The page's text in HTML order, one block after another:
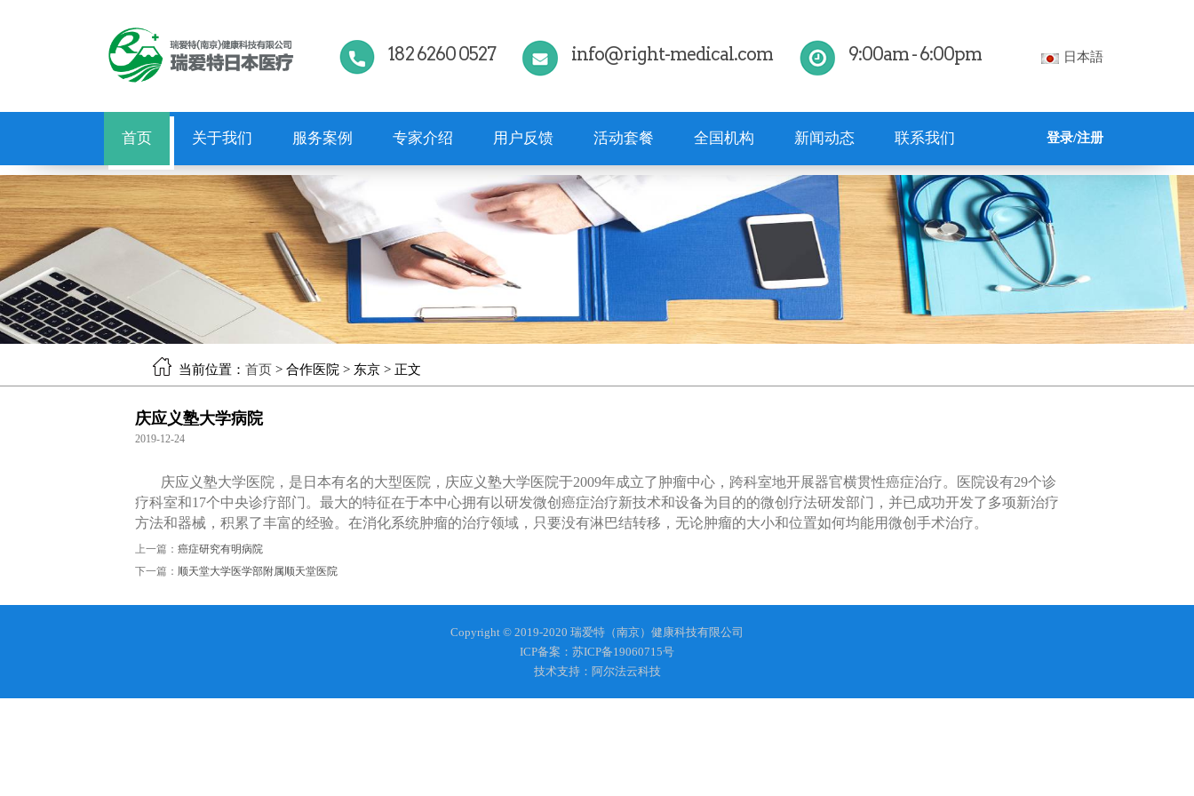
182 6260 0527 info@right-medical.com 9:00am - 6:00pm 日本語
首页 关于我们 服务案例 专家介绍 用户反馈 活动套餐 全国机构 新闻动态 联系我们 登录/注册
当前位置： 首页 > 合作医院 > 东京 > 正文
庆应义塾大学病院
2019-12-24
庆应义塾大学医院，是日本有名的大型医院，庆应义塾大学医院于2009年成立了肿瘤中心，跨科室地开展器官横贯性癌症治疗。医院设有29个诊
疗科室和17个中央诊疗部门。最大的特征在于本中心拥有以研发微创癌症治疗新技术和设备为目的的微创疗法研发部门，并已成功开发了多项新治疗
方法和器械，积累了丰富的经验。在消化系统肿瘤的治疗领域，只要没有淋巴结转移，无论肿瘤的大小和位置如何均能用微创手术治疗。
上一篇： 癌症研究有明病院
下一篇： 顺天堂大学医学部附属顺天堂医院
Copyright © 2019-2020 瑞爱特（南京）健康科技有限公司
ICP备案：苏ICP备19060715号
技术支持：阿尔法云科技